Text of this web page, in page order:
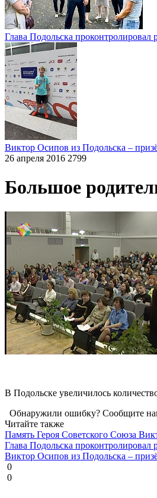
Глава Подольска проконтролировал
Виктор Осипов из Подольска –
26 апреля 2016 2799
Большое
В Подольске увеличилось
Обнаружили ошибку? Сообщите
Читайте также
Память Героя Советского Союза
Глава Подольска проконтролировал
Виктор Осипов из Подольска –
0
0